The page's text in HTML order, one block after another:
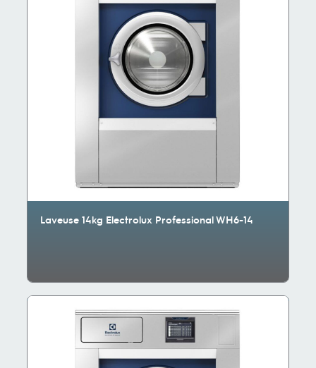
Laveuse 14kg Electrolux Professional WH6-14